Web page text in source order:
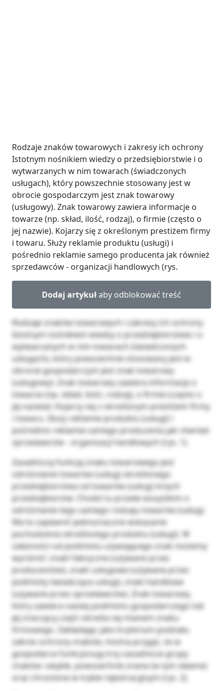
Rodzaje znaków towarowych i zakresy ich ochrony
Istotnym nośnikiem wiedzy o przedsiębiorstwie i o
wytwarzanych w nim towarach (świadczonych
usługach), który powszechnie stosowany jest w
obrocie gospodarczym jest znak towarowy
(usługowy). Znak towarowy zawiera informacje o
towarze (np. skład, ilość, rodzaj), o firmie (często o
jej nazwie). Kojarzy się z określonym prestiżem firmy
i towaru. Służy reklamie produktu (usługi) i
pośrednio reklamie samego producenta jak również
sprzedawców - organizacji handlowych (rys.
Dodaj artykułaby odblokować treść
Rodzaje znaków towarowych i zakresy ich ochrony
Istotnym nośnikiem wiedzy o przedsiębiorstwie i o
wytwarzanych w nim towarach (świadczonych
usługach), który powszechnie stosowany jest w
obrocie gospodarczym jest znak towarowy
(usługowy). Znak towarowy zawiera informacje o
towarze (np. skład, ilość, rodzaj), o firmie (często o
jej nazwie). Kojarzy się z określonym prestiżem firmy
i towaru. Służy reklamie produktu (usługi) i
pośrednio reklamie samego producenta jak również
sprzedawców - organizacji handlowych (rys. 1).
Zasadniczą funkcją znaku towarowego jest
odróżnianie towarów (usług) określonego
przedsiębiorstwa od towarów (usług) innych
przedsiębiorstw. Chodzi tu przede wszystkim o
odróżnianie tego samego rodzaju towarów (usług).
Ma to zapewnić jednoznaczne wskazanie
pochodzenia określonego produktu (usługi). W
zależności od podmiotu używającego znak możemy
wyróżnić: znaki fabryczne (używane przez
producentów), znaki usługowe (używane przez
podmioty świadczące usługi), znaki handlowe
(używane przez sprzedawców). Znak towarowy,
który zawiera nazwę podmiotu gospodarczego lub
jej znaczącą część określa się mianem znaku
firmowego. Zakładając jako kryterium podziału
zakres ochrony znaków, można przyjąć, że w
gospodarce funkcjonują trzy zasadnicze grupy
znaków: zwykłe, powszechnie znane (w tym sławne)
oraz chronione w trybie rejestracyjnym (rys. 2).